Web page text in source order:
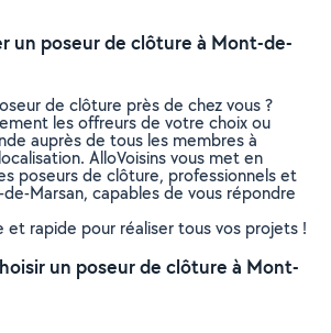
un poseur de clôture à Mont-de-
de clôture près de chez vous ?
les offreurs de votre choix ou
auprès de tous les membres à
AlloVoisins vous met en
poseurs de clôture, professionnels et
Marsan, capables de vous répondre
et rapide pour réaliser tous vos projets !
un poseur de clôture à Mont-